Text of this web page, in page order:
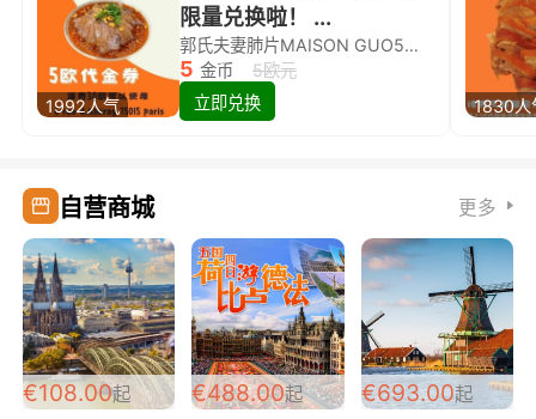
1992人气
限量兑换啦！ ...
郭氏夫妻肺片MAISON GUO5欧代金券限量兑换啦！
5 金币
5欧元
立即兑换
1830人
自营商城 更多
€108.00起 €488.00起 €693.00起